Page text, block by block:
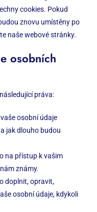
cookies. Pokud
znovu umístěny po
naše webové stránky.
osobních
práva:
osobní údaje
jak dlouho budou
na přístup k vašim
známy.
doplnit, opravit,
osobní údaje, kdykoli